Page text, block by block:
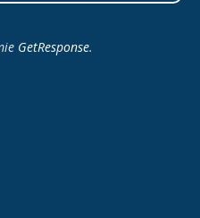
GetResponse.